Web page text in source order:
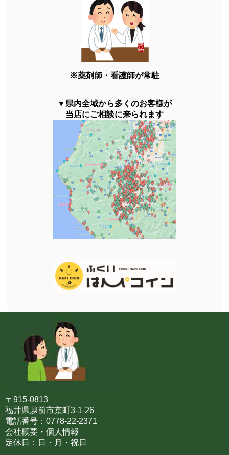
※薬剤師・看護師が常駐
▼県内全域から多くのお客様が
当店にご相談に来られます
〒915-0813
福井県越前市京町3-1-26
電話番号：0778-22-2371
会社概要・個人情報
定休日：日・月・祝日